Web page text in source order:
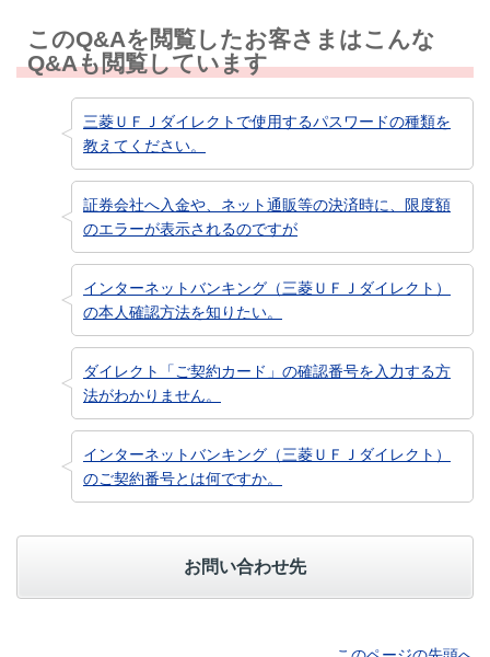
このQ&Aを閲覧したお客さまはこんな
Q&Aも閲覧しています
三菱ＵＦＪダイレクトで使用するパスワードの種類を
教えてください。
証券会社へ入金や、ネット通販等の決済時に、限度額
のエラーが表示されるのですが
インターネットバンキング（三菱ＵＦＪダイレクト）
の本人確認方法を知りたい。
ダイレクト「ご契約カード」の確認番号を入力する方
法がわかりません。
インターネットバンキング（三菱ＵＦＪダイレクト）
のご契約番号とは何ですか。
お問い合わせ先